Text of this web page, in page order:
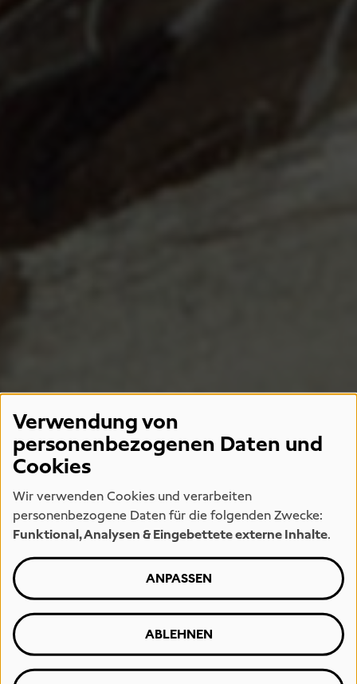
Verwendung von
personenbezogenen Daten und
Cookies
Wir verwenden Cookies und verarbeiten
personenbezogene Daten für die folgenden Zwecke:
Funktional, Analysen & Eingebettete externe Inhalte.
ANPASSEN
ABLEHNEN